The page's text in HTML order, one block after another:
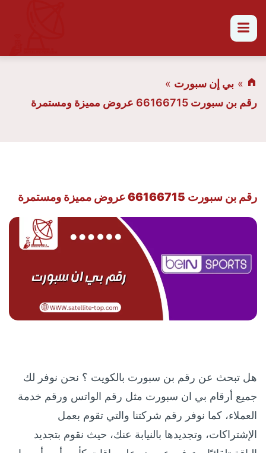
بي إن سبورت
رقم بن سبورت 66166715 عروض مميزة ومستمرة
رقم بن سبورت 66166715 عروض مميزة ومستمرة
هل تبحث عن رقم بن سبورت بالكويت ؟ نحن نوفر لك
جميع أرقام بي ان سبورت مثل رقم الواتس ورقم خدمة
العملاء، كما نوفر رقم شركتنا والتي تقوم بعمل
الإشتراكات، وتجديدها بالنيابة عنك، حيث نقوم بتجديد